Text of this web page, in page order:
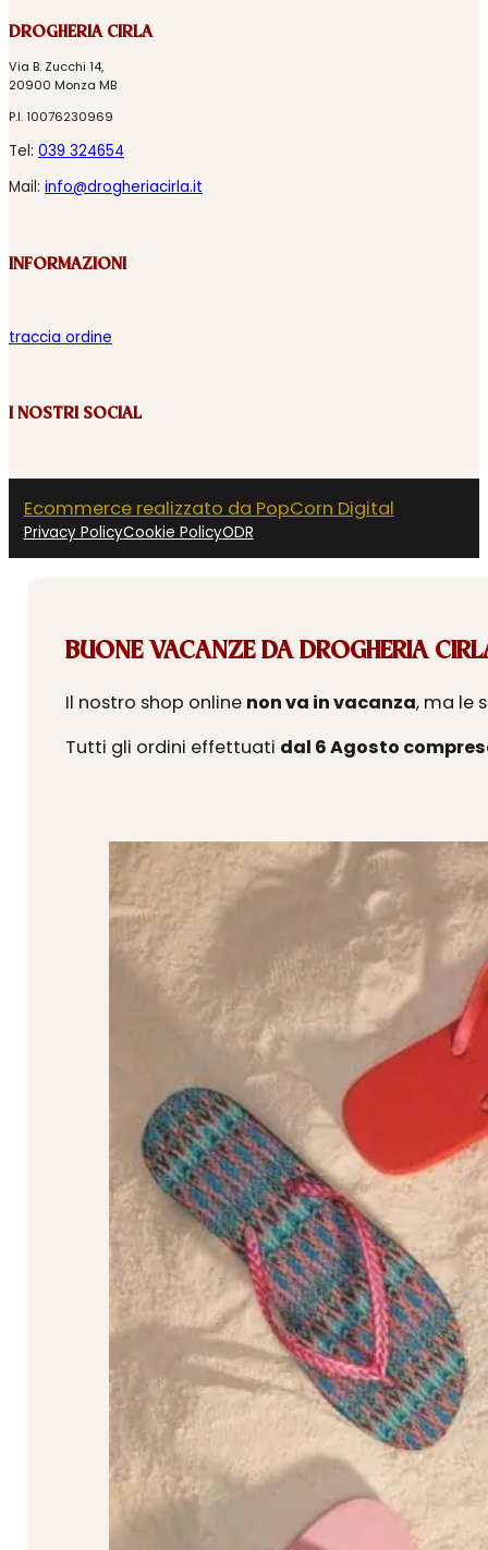
DROGHERIA CIRLA
Via B. Zucchi 14,
20900 Monza MB
P.I. 10076230969
Tel: 039 324654
Mail: info@drogheriacirla.it
INFORMAZIONI
traccia ordine
I NOSTRI SOCIAL
Ecommerce realizzato da PopCorn Digital
Privacy PolicyCookie PolicyODR
BUONE VACANZE DA DROGHERIA
Il nostro shop online non va in vacanza, ma le
Tutti gli ordini effettuati dal 6 Agosto